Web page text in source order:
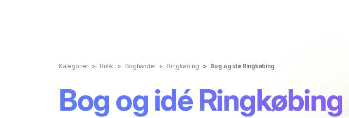
Kategorier Butik Boghandel Ringkøbing Bog og idé Ringkøbing
Bog og idé Ringkøbing